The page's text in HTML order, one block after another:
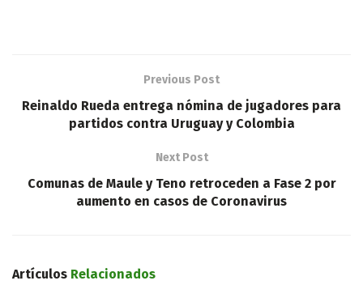
Previous Post
Reinaldo Rueda entrega nómina de jugadores para
partidos contra Uruguay y Colombia
Next Post
Comunas de Maule y Teno retroceden a Fase 2 por
aumento en casos de Coronavirus
Artículos Relacionados